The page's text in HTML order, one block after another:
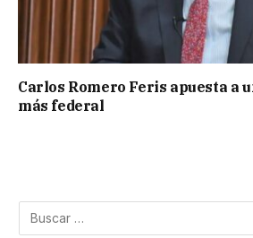
Carlos Romero Feris apuesta a
más federal